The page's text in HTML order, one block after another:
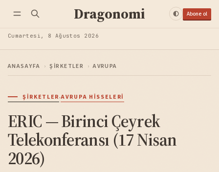
Dragonomi Abone ol
Cumartesi, 8 Ağustos 2026
ANASAYFA › ŞIRKETLER › AVRUPA
ŞIRKETLER·AVRUPA HISSELERI
ERIC — Birinci Çeyrek
Telekonferansı (17 Nisan
2026)